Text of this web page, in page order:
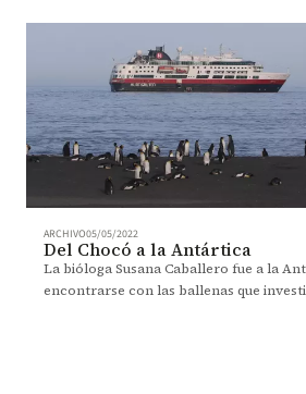
ARCHIVO05/05/2022
Del Chocó a la Antártica
La bióloga Susana Caballero fue a la
encontrarse con las ballenas que